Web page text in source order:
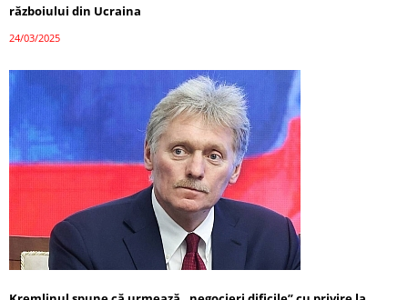
războiului din Ucraina
24/03/2025